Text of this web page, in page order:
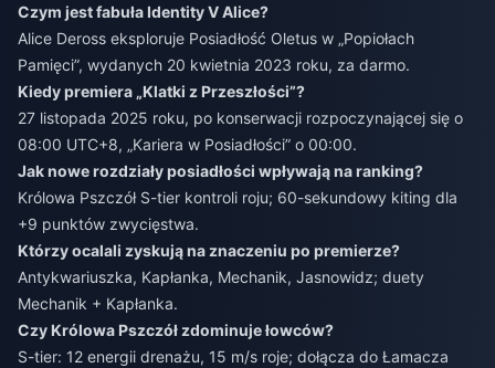
Czym jest fabuła Identity V Alice?
Alice Deross eksploruje Posiadłość Oletus w „Popiołach
Pamięci”, wydanych 20 kwietnia 2023 roku, za darmo.
Kiedy premiera „Klatki z Przeszłości”?
27 listopada 2025 roku, po konserwacji rozpoczynającej się o
08:00 UTC+8, „Kariera w Posiadłości” o 00:00.
Jak nowe rozdziały posiadłości wpływają na ranking?
Królowa Pszczół S-tier kontroli roju; 60-sekundowy kiting dla
+9 punktów zwycięstwa.
Którzy ocalali zyskują na znaczeniu po premierze?
Antykwariuszka, Kapłanka, Mechanik, Jasnowidz; duety
Mechanik + Kapłanka.
Czy Królowa Pszczół zdominuje łowców?
S-tier: 12 energii drenażu, 15 m/s roje; dołącza do Łamacza